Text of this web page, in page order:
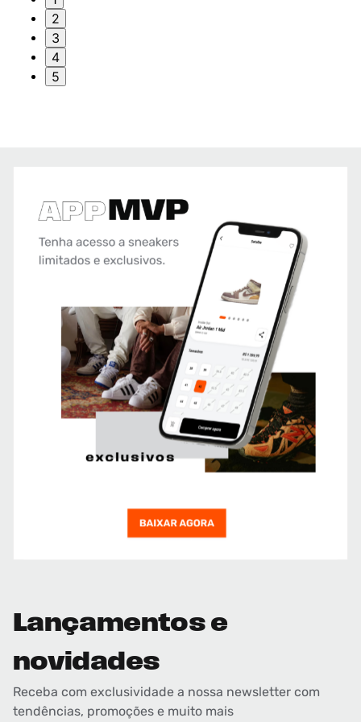
2
3
4
5
Lançamentos e
novidades
Receba com exclusividade a nossa newsletter com
tendências, promoções e muito mais